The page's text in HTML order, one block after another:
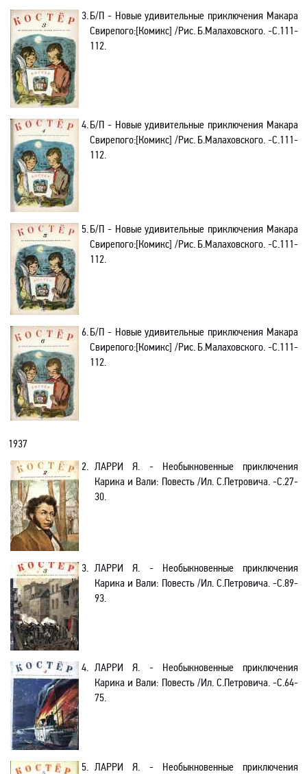
3.Б/П - Новые удивительные приключения Макара
Свирепого:[Комикс] /Рис. Б.Малаховского. -C.111-
112.
4.Б/П - Новые удивительные приключения Макара
Свирепого:[Комикс] /Рис. Б.Малаховского. -C.111-
112.
5.Б/П - Новые удивительные приключения Макара
Свирепого:[Комикс] /Рис. Б.Малаховского. -C.111-
112.
6.Б/П - Новые удивительные приключения Макара
Свирепого:[Комикс] /Рис. Б.Малаховского. -C.111-
112.
1937
2. ЛАРРИ Я. - Необыкновенные приключения
Карика и Вали: Повесть /Ил. С.Петровича. -C.27-
30.
3. ЛАРРИ Я. - Необыкновенные приключения
Карика и Вали: Повесть /Ил. С.Петровича. -C.89-
93.
4. ЛАРРИ Я. - Необыкновенные приключения
Карика и Вали: Повесть /Ил. С.Петровича. -C.64-
75.
5. ЛАРРИ Я. - Необыкновенные приключения